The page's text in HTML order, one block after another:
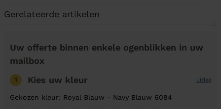
Gerelateerde artikelen
Uw offerte binnen enkele ogenblikken in uw
mailbox
1 Kies uw kleur uitleg
Gekozen kleur: Royal Blauw - Navy Blauw 6084